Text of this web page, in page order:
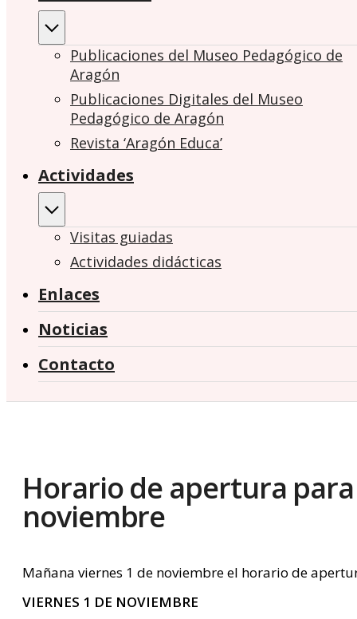
Publicaciones del Museo Pedagógico de
Aragón
Publicaciones Digitales del Museo
Pedagógico de Aragón
Revista ‘Aragón Educa’
Actividades
Visitas guiadas
Actividades didácticas
Enlaces
Noticias
Contacto
Horario de apertura
noviembre
Mañana viernes 1 de noviembre el horario de
VIERNES 1 DE NOVIEMBRE